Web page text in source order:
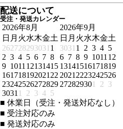
配送について
受注・発送カレンダー
2026年8月
日 月 火水木金土
262728293031 1
2 3 4 5 6 7 8
9 1011 12131415
161718192021 22
23242526272829
3031 1 2 3 4 5
2026年9月
日 月 火水木金土
3031 1 2 3 4 5
6 7 8 9 1011 12
13141516171819
2021 2223242526
272829301 2 3
■ 休業日（受注・発送対応なし）
■ 受注対応のみ
■ 発送対応のみ